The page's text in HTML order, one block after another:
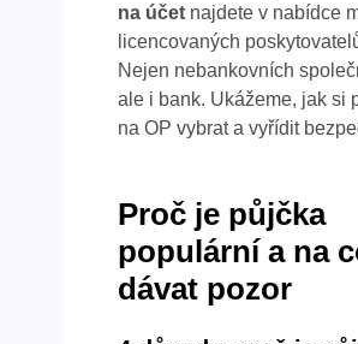
na účetnajdete v nabídce
licencovaných
Nejen nebankovních
ale i bank. Ukážeme, jak si
na OP vybrat a vyřídit
Proč je půjčka
populární a na
dávat pozor